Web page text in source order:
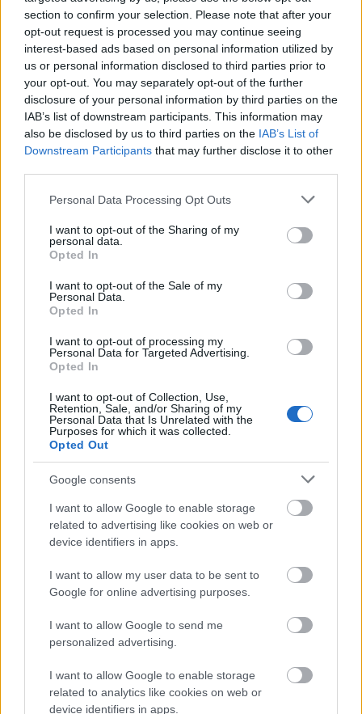
section to confirm your selection. Please note that after your
opt-out request is processed you may continue seeing
interest-based ads based on personal information utilized by
us or personal information disclosed to third parties prior to
your opt-out. You may separately opt-out of the further
disclosure of your personal information by third parties on the
IAB’s list of downstream participants. This information may
also be disclosed by us to third parties on the IAB’s List of
Downstream Participants that may further disclose it to other
Please note that this website/app uses one or more Google
not limited to your visit or usage behaviour. You may click to
grant or deny consent to Google and its third-party tags to
use your data for below specified purposes in below Google
consent section.
Personal Data Processing Opt Outs
I want to opt-out of the Sharing of my
personal data.
Opted In
I want to opt-out of the Sale of my
Personal Data.
Opted In
I want to opt-out of processing my
Personal Data for Targeted Advertising.
Opted In
I want to opt-out of Collection, Use,
Retention, Sale, and/or Sharing of my
Personal Data that Is Unrelated with the
Purposes for which it was collected.
Opted Out
Google consents
I want to allow Google to enable storage
related to advertising like cookies on web or
device identifiers in apps.
I want to allow my user data to be sent to
Google for online advertising purposes.
I want to allow Google to send me
personalized advertising.
I want to allow Google to enable storage
related to analytics like cookies on web or
device identifiers in apps.
Frozen yogurt ή παγωτό; Ποιο είναι τελικά πιο υγιεινό
Η Apple αποφασίζει ποιος μένει και ποιος φεύγει και
οι κανόνες δεν είναι ίδιοι για όλους
Η Γιορτή Θράψαλου στην Αβυθο με γεύση και χορό